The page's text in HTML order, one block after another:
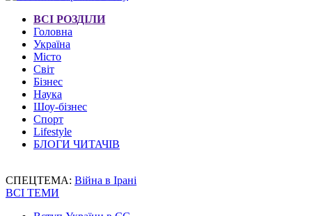
ВСІ РОЗДІЛИ
Головна
Україна
Місто
Світ
Бізнес
Наука
Шоу-бізнес
Спорт
Lifestyle
БЛОГИ ЧИТАЧІВ
СПЕЦТЕМА: Війна в Ірані
ВСІ ТЕМИ